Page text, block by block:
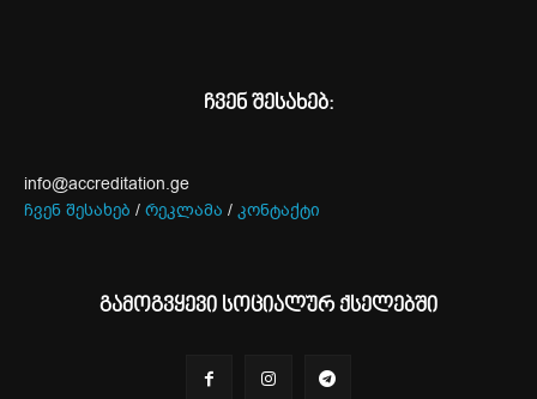
ჩვენ შესახებ:
info@accreditation.ge
ჩვენ შესახებ / რეკლამა / კონტაქტი
გამოგვყევი სოციალურ ქსელებში